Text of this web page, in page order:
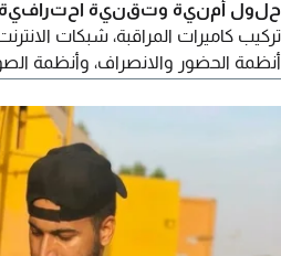
حلول أمنية وتقنية
أنظمة الحضور والانصراف، وأنظمة